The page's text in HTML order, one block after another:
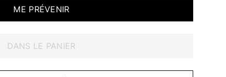
ME PRÉVENIR
DANS LE PANIER